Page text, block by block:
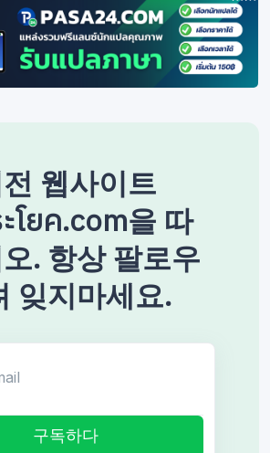
웹사이트
โยค.com을 따
. 항상 팔로우
잊지마세요.
구독하다